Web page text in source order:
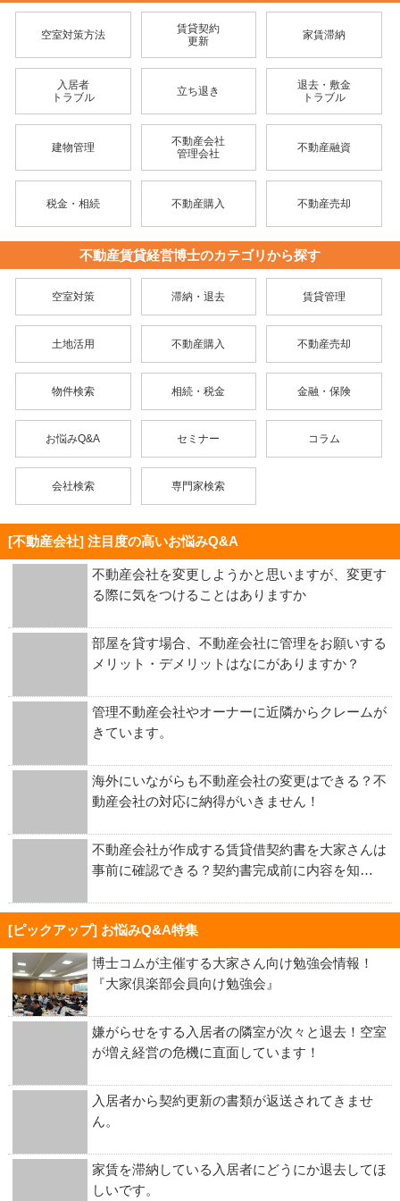
空室対策方法
賃貸契約
更新
家賃滞納
入居者
トラブル
立ち退き
退去・敷金
トラブル
建物管理
不動産会社
管理会社
不動産融資
税金・相続 不動産購入 不動産売却
不動産賃貸経営博士のカテゴリから探す
空室対策 滞納・退去 賃貸管理
土地活用 不動産購入 不動産売却
物件検索 相続・税金 金融・保険
お悩みQ&A セミナー コラム
会社検索 専門家検索
[不動産会社] 注目度の高いお悩みQ&A
不動産会社を変更しようかと思いますが、変更す
る際に気をつけることはありますか
部屋を貸す場合、不動産会社に管理をお願いする
メリット・デメリットはなにがありますか？
管理不動産会社やオーナーに近隣からクレームが
きています。
海外にいながらも不動産会社の変更はできる？不
動産会社の対応に納得がいきません！
不動産会社が作成する賃貸借契約書を大家さんは
事前に確認できる？契約書完成前に内容を知…
[ピックアップ] お悩みQ&A特集
博士コムが主催する大家さん向け勉強会情報！
『大家倶楽部会員向け勉強会』
嫌がらせをする入居者の隣室が次々と退去！空室
が増え経営の危機に直面しています！
入居者から契約更新の書類が返送されてきませ
ん。
家賃を滞納している入居者にどうにか退去してほ
しいです。